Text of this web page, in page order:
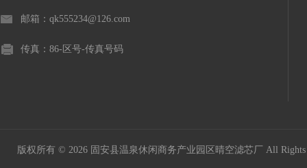
邮箱：qk555234@126.com
传真：86-区号-传真号码
版权所有 © 2026 固安县温泉休闲商务产业园区晴空滤芯厂 All